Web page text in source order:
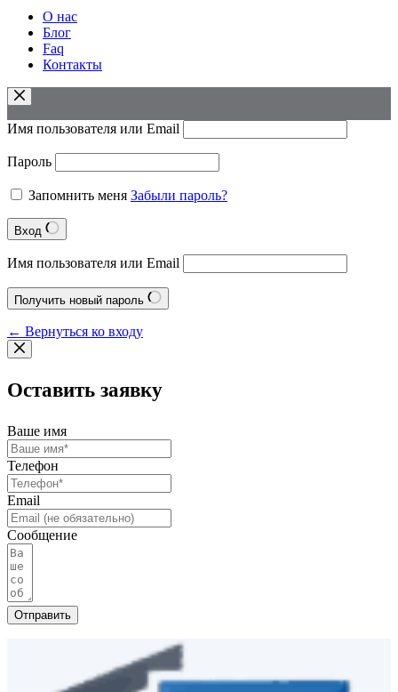
О нас
Блог
Faq
Контакты
Имя пользователя или Email
Пароль
Запомнить меня Забыли пароль?
Вход
Имя пользователя или Email
Получить новый пароль
← Вернуться ко входу
Оставить заявку
Ваше имя
Телефон
Email
Сообщение
Отправить